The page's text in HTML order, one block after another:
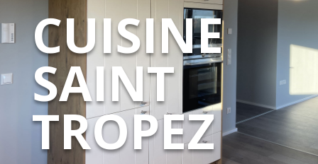
CUISINE
SAINT
TROPEZ